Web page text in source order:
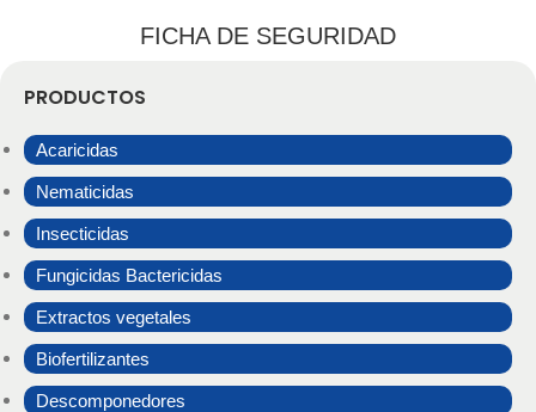
FICHA DE SEGURIDAD
PRODUCTOS
Acaricidas
Nematicidas
Insecticidas
Fungicidas Bactericidas
Extractos vegetales
Biofertilizantes
Descomponedores